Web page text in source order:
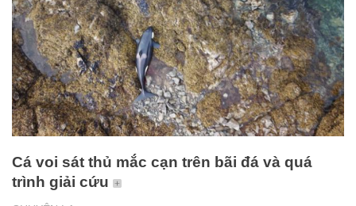
Cá voi sát thủ mắc cạn trên bãi đá và quá
trình giải cứu